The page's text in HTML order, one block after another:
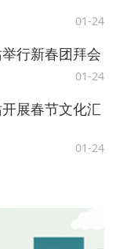
01-24
行新春团拜会
01-24
展春节文化汇
01-24